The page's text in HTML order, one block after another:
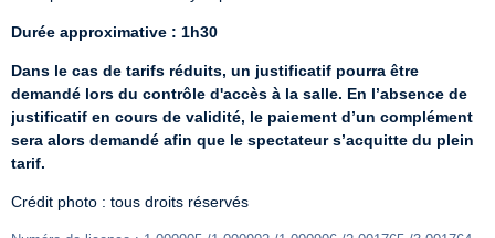
Durée approximative : 1h30
Dans le cas de tarifs réduits, un justificatif pourra être
demandé lors du contrôle d'accès à la salle. En l’absence de
justificatif en cours de validité, le paiement d’un complément
sera alors demandé afin que le spectateur s’acquitte du plein
tarif.
Crédit photo : tous droits réservés